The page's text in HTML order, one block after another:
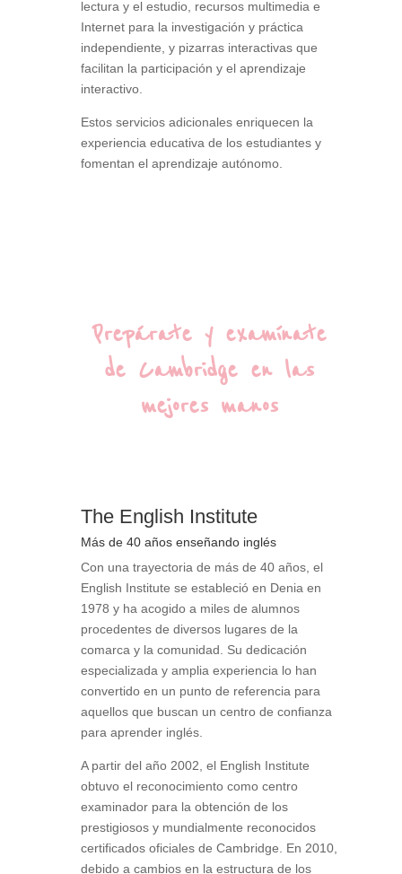
lectura y el estudio, recursos multimedia e
Internet para la investigación y práctica
independiente, y pizarras interactivas que
facilitan la participación y el aprendizaje
interactivo.
Estos servicios adicionales enriquecen la
experiencia educativa de los estudiantes y
fomentan el aprendizaje autónomo.
Prepárate y examínate
de Cambridge en las
mejores manos
The English Institute
Más de 40 años enseñando inglés
Con una trayectoria de más de 40 años, el
English Institute se estableció en Denia en
1978 y ha acogido a miles de alumnos
procedentes de diversos lugares de la
comarca y la comunidad. Su dedicación
especializada y amplia experiencia lo han
convertido en un punto de referencia para
aquellos que buscan un centro de confianza
para aprender inglés.
A partir del año 2002, el English Institute
obtuvo el reconocimiento como centro
examinador para la obtención de los
prestigiosos y mundialmente reconocidos
certificados oficiales de Cambridge. En 2010,
debido a cambios en la estructura de los